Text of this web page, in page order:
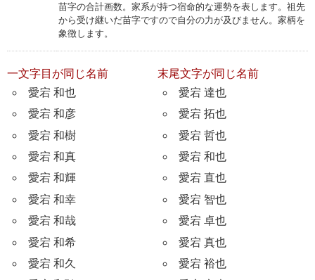
苗字の合計画数。家系が持つ宿命的な運勢を表します。祖先
から受け継いだ苗字ですので自分の力が及びません。家柄を
象徴します。
一文字目が同じ名前
愛宕 和也
愛宕 和彦
愛宕 和樹
愛宕 和真
愛宕 和輝
愛宕 和幸
愛宕 和哉
愛宕 和希
愛宕 和久
末尾文字が同じ名前
愛宕 達也
愛宕 拓也
愛宕 哲也
愛宕 和也
愛宕 直也
愛宕 智也
愛宕 卓也
愛宕 真也
愛宕 裕也